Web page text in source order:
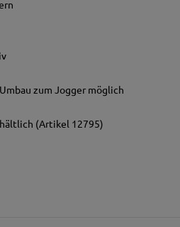
zum Jogger möglich
(Artikel 12795)